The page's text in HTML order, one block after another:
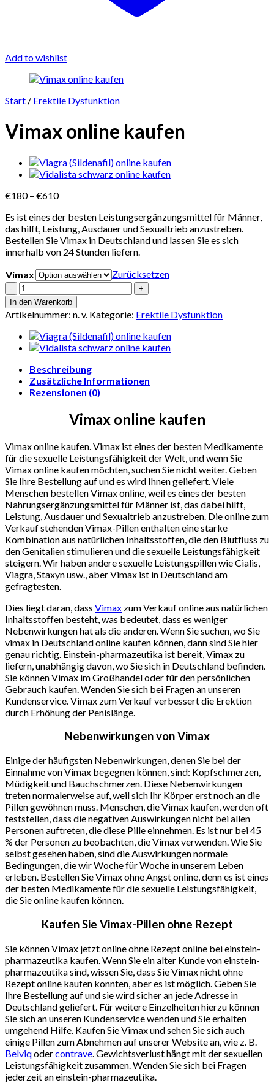
Add to wishlist
Start / Erektile Dysfunktion
Vimax online kaufen
€180 – €610Preisspanne:
bis
€610
Es ist eines der besten Leistungsergänzungsmittel für Männer,
das hilft, Leistung, Ausdauer und Sexualtrieb anzustreben.
Bestellen Sie Vimax in Deutschland und lassen Sie es sich
innerhalb von 24 Stunden liefern.
Vimax
Zurücksetzen
Vimax
online
kaufen
Menge
In den Warenkorb
Artikelnummer: n. v. Kategorie: Erektile Dysfunktion
Beschreibung
Zusätzliche Informationen
Rezensionen (0)
Vimax online kaufen
Vimax online kaufen. Vimax ist eines der besten Medikamente
für die sexuelle Leistungsfähigkeit der Welt, und wenn Sie
Vimax online kaufen möchten, suchen Sie nicht weiter. Geben
Sie Ihre Bestellung auf und es wird Ihnen geliefert. Viele
Menschen bestellen Vimax online, weil es eines der besten
Nahrungsergänzungsmittel für Männer ist, das dabei hilft,
Leistung, Ausdauer und Sexualtrieb anzustreben. Die online zum
Verkauf stehenden Vimax-Pillen enthalten eine starke
Kombination aus natürlichen Inhaltsstoffen, die den Blutfluss zu
den Genitalien stimulieren und die sexuelle Leistungsfähigkeit
steigern. Wir haben andere sexuelle Leistungspillen wie Cialis,
Viagra, Staxyn usw., aber Vimax ist in Deutschland am
gefragtesten.
Dies liegt daran, dass Vimax zum Verkauf online aus natürlichen
Inhaltsstoffen besteht, was bedeutet, dass es weniger
Nebenwirkungen hat als die anderen. Wenn Sie suchen, wo Sie
vimax in Deutschland online kaufen können, dann sind Sie hier
genau richtig. Einstein-pharmazeutika ist bereit, Vimax zu
liefern, unabhängig davon, wo Sie sich in Deutschland befinden.
Sie können Vimax im Großhandel oder für den persönlichen
Gebrauch kaufen. Wenden Sie sich bei Fragen an unseren
Kundenservice. Vimax zum Verkauf verbessert die Erektion
durch Erhöhung der Penislänge.
Nebenwirkungen von Vimax
Einige der häufigsten Nebenwirkungen, denen Sie bei der
Einnahme von Vimax begegnen können, sind: Kopfschmerzen,
Müdigkeit und Bauchschmerzen. Diese Nebenwirkungen
treten normalerweise auf, weil sich Ihr Körper erst noch an die
Pillen gewöhnen muss. Menschen, die Vimax kaufen, werden oft
feststellen, dass die negativen Auswirkungen nicht bei allen
Personen auftreten, die diese Pille einnehmen. Es ist nur bei 45
% der Personen zu beobachten, die Vimax verwenden. Wie Sie
selbst gesehen haben, sind die Auswirkungen normale
Bedingungen, die wir Woche für Woche in unserem Leben
erleben. Bestellen Sie Vimax ohne Angst online, denn es ist eines
der besten Medikamente für die sexuelle Leistungsfähigkeit,
die Sie online kaufen können.
Kaufen Sie Vimax-Pillen ohne Rezept
Sie können Vimax jetzt online ohne Rezept online bei einstein-
pharmazeutika kaufen. Wenn Sie ein alter Kunde von einstein-
pharmazeutika sind, wissen Sie, dass Sie Vimax nicht ohne
Rezept online kaufen konnten, aber es ist möglich. Geben Sie
Ihre Bestellung auf und sie wird sicher an jede Adresse in
Deutschland geliefert. Für weitere Einzelheiten hierzu können
Sie sich an unseren Kundenservice wenden und Sie erhalten
umgehend Hilfe. Kaufen Sie Vimax und sehen Sie sich auch
einige Pillen zum Abnehmen auf unserer Website an, wie z. B.
Belviqodercontrave . Gewichtsverlust hängt mit der sexuellen
Leistungsfähigkeit zusammen. Wenden Sie sich bei Fragen
jederzeit an einstein-pharmazeutika.